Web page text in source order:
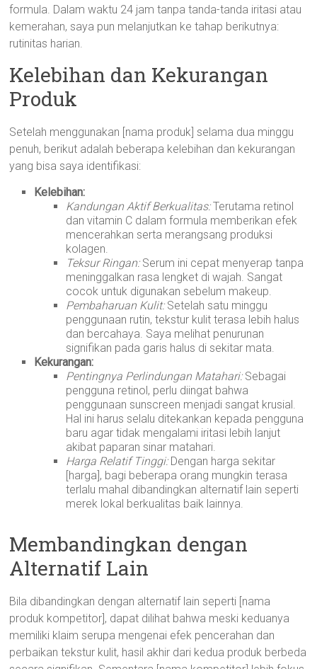
formula. Dalam waktu 24 jam tanpa tanda-tanda iritasi atau
kemerahan, saya pun melanjutkan ke tahap berikutnya:
rutinitas harian.
Kelebihan dan Kekurangan
Produk
Setelah menggunakan [nama produk] selama dua minggu
penuh, berikut adalah beberapa kelebihan dan kekurangan
yang bisa saya identifikasi:
Kelebihan:
Kandungan Aktif Berkualitas:Terutama retinol
dan vitamin C dalam formula memberikan efek
mencerahkan serta merangsang produksi
kolagen.
Teksur Ringan:Serum ini cepat menyerap tanpa
meninggalkan rasa lengket di wajah. Sangat
cocok untuk digunakan sebelum makeup.
Pembaharuan Kulit:Setelah satu minggu
penggunaan rutin, tekstur kulit terasa lebih halus
dan bercahaya. Saya melihat penurunan
signifikan pada garis halus di sekitar mata.
Kekurangan:
Pentingnya Perlindungan Matahari:Sebagai
pengguna retinol, perlu diingat bahwa
penggunaan sunscreen menjadi sangat krusial.
Hal ini harus selalu ditekankan kepada pengguna
baru agar tidak mengalami iritasi lebih lanjut
akibat paparan sinar matahari.
Harga Relatif Tinggi:Dengan harga sekitar
[harga], bagi beberapa orang mungkin terasa
terlalu mahal dibandingkan alternatif lain seperti
merek lokal berkualitas baik lainnya.
Membandingkan dengan
Alternatif Lain
Bila dibandingkan dengan alternatif lain seperti [nama
produk kompetitor], dapat dilihat bahwa meski keduanya
memiliki klaim serupa mengenai efek pencerahan dan
perbaikan tekstur kulit, hasil akhir dari kedua produk berbeda